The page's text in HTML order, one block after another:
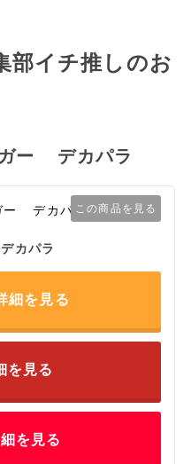
部イチ推しのお
ー デカパラ
この商品を見る
カパラ
細を見る
を見る
を見る